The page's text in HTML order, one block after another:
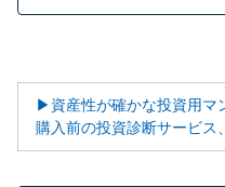
▶資産性が確かな投資用マ
購入前の投資診断サービス